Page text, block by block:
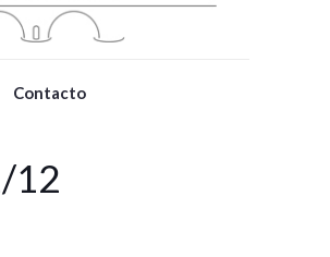
Contacto
12